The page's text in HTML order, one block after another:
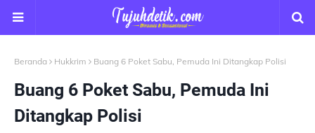
Beranda Hukkrim Buang 6 Poket Sabu, Pemuda Ini Ditangkap Polisi
Buang 6 Poket Sabu, Pemuda Ini
Ditangkap Polisi